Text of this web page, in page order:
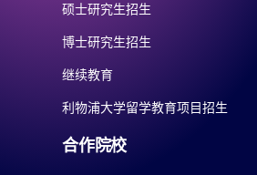
硕士研究生招生
博士研究生招生
继续教育
利物浦大学留学教育项目招生
合作院校